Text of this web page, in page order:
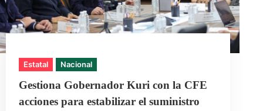
Estatal Nacional
Gestiona Gobernador Kuri con la CFE
acciones para estabilizar el suministro